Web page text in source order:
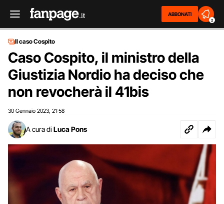
ABBONATI
2
Il caso Cospito
Caso Cospito, il ministro della
Giustizia Nordio ha deciso che
non revocherà il 41bis
30 Gennaio 2023 21:58
A cura di Luca Pons